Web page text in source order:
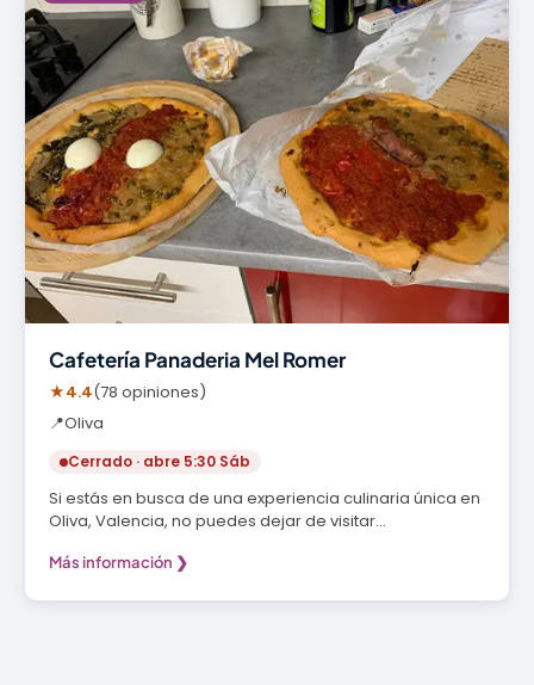
Cafetería Panaderia Mel Romer
★4.4(78 opiniones)
📍Oliva
Cerrado · abre 5:30 Sáb
Si estás en busca de una experiencia culinaria única en
Oliva, Valencia, no puedes dejar de visitar…
Más información ❯